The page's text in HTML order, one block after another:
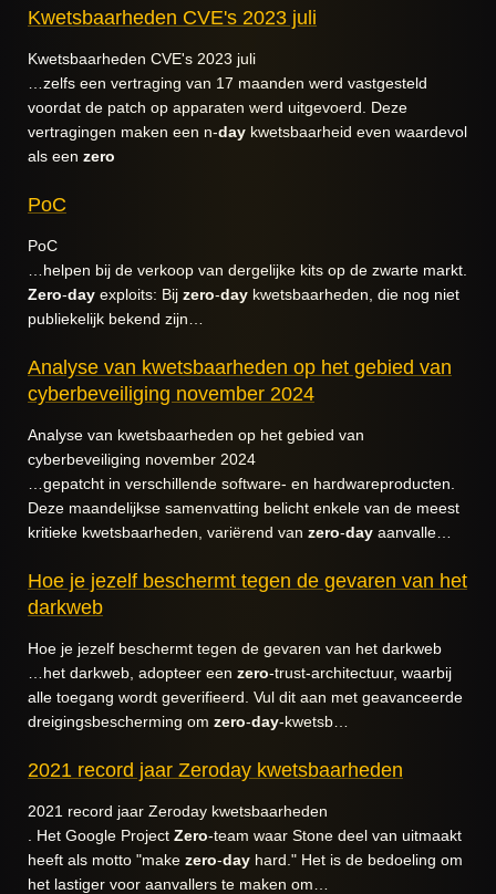
Kwetsbaarheden CVE's 2023 juli
Kwetsbaarheden CVE's 2023 juli
…zelfs een vertraging van 17 maanden werd vastgesteld
voordat de patch op apparaten werd uitgevoerd. Deze
vertragingen maken een n-day kwetsbaarheid even waardevol
als een zero
PoC
PoC
…helpen bij de verkoop van dergelijke kits op de zwarte markt.
Zero-day exploits: Bij zero-day kwetsbaarheden, die nog niet
publiekelijk bekend zijn…
Analyse van kwetsbaarheden op het gebied van
cyberbeveiliging november 2024
Analyse van kwetsbaarheden op het gebied van
cyberbeveiliging november 2024
…gepatcht in verschillende software- en hardwareproducten.
Deze maandelijkse samenvatting belicht enkele van de meest
kritieke kwetsbaarheden, variërend van zero-day aanvalle…
Hoe je jezelf beschermt tegen de gevaren van het
darkweb
Hoe je jezelf beschermt tegen de gevaren van het darkweb
…het darkweb, adopteer een zero-trust-architectuur, waarbij
alle toegang wordt geverifieerd. Vul dit aan met geavanceerde
dreigingsbescherming om zero-day-kwetsb…
2021 record jaar Zeroday kwetsbaarheden
2021 record jaar Zeroday kwetsbaarheden
. Het Google Project Zero-team waar Stone deel van uitmaakt
heeft als motto "make zero-day hard." Het is de bedoeling om
het lastiger voor aanvallers te maken om…